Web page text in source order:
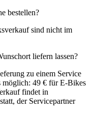
bestellen?
sind nicht im
liefern lassen?
zu einem Service
möglich: 49 € für E-Bikes
findet in
der Servicepartner